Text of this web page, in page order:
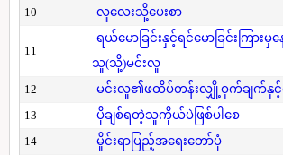
10
လူလေးသို့ပေးစာ
11
ရယ်မောခြင်းနှင့်ရင်မောခြင်းကြား
သူ(သို့)မင်းလူ
12 မင်းလူ၏ဖထိပ်တန်းလျှို့ဝှက်ချက်နှင့်ဝ
13
ပိုချစ်ရတဲ့သူကိုယ်ပဲဖြစ်ပါစေ
14
မှိုင်းရာပြည့်အရေးတော်ပုံ